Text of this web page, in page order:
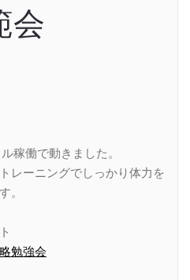
会
稼働で動きました。
レーニングでしっかり体力を
。
勉強会